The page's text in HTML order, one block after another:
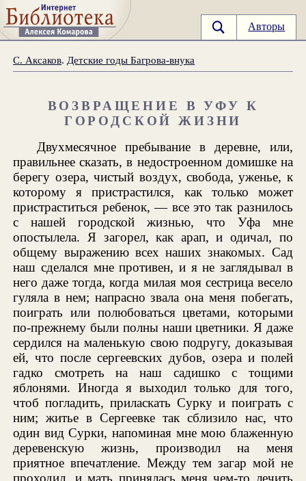
Авторы
С. Аксаков. Детские годы Багрова-внука
ВОЗВРАЩЕНИЕ В УФУ К
ГОРОДСКОЙ ЖИЗНИ
Двухмесячное пребывание в деревне, или,
правильнее сказать, в недостроенном домишке на
берегу озера, чистый воздух, свобода, уженье, к
которому я пристрастился, как только может
пристраститься ребенок, — все это так разнилось
с нашей городской жизнью, что Уфа мне
опостылела. Я загорел, как арап, и одичал, по
общему выражению всех наших знакомых. Сад
наш сделался мне противен, и я не заглядывал в
него даже тогда, когда милая моя сестрица весело
гуляла в нем; напрасно звала она меня побегать,
поиграть или полюбоваться цветами, которыми
по-прежнему были полны наши цветники. Я даже
сердился на маленькую свою подругу, доказывая
ей, что после сергеевских дубов, озера и полей
гадко смотреть на наш садишко с тощими
яблонями. Иногда я выходил только для того,
чтоб погладить, приласкать Сурку и поиграть с
ним; житье в Сергеевке так сблизило нас, что
один вид Сурки, напоминая мне мою блаженную
деревенскую жизнь, производил на меня
приятное впечатление. Между тем загар мой не
проходил, и мать принялась меня чем-то лечить